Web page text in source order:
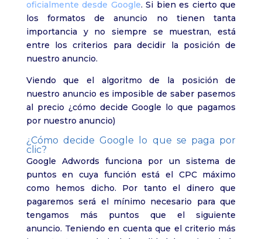
oficialmente desde Google. Si bien es cierto que
los formatos de anuncio no tienen tanta
importancia y no siempre se muestran, está
entre los criterios para decidir la posición de
nuestro anuncio.
Viendo que el algoritmo de la posición de
nuestro anuncio es imposible de saber pasemos
al precio ¿cómo decide Google lo que pagamos
por nuestro anuncio)
¿Cómo decide Google lo que se paga por
clic?
Google Adwords funciona por un sistema de
puntos en cuya función está el CPC máximo
como hemos dicho. Por tanto el dinero que
pagaremos será el mínimo necesario para que
tengamos más puntos que el siguiente
anuncio. Teniendo en cuenta que el criterio más